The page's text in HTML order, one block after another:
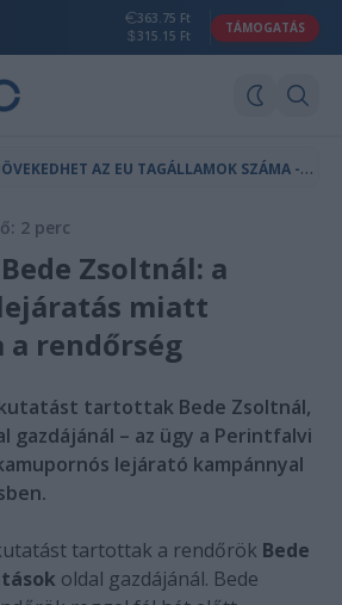
363.75 Ft
315.15 Ft
TÁMOGATÁS
2
7-RŐL 29-RE NÖVEKEDHET AZ EU TAGÁLLAMOK SZÁMA - BRÜSSZEL PÁROS BŐVÍTÉST TERVEZ
2 perc
Zsoltnál: a
miatt
rendőrség
tartottak Bede Zsoltnál,
gazdájánál – az ügy a Perintfalvi
lejárató kampánnyal
tartottak a rendőrök Bede
oldal gazdájánál. Bede